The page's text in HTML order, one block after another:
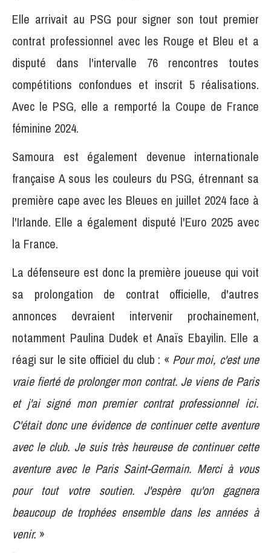
Elle arrivait au PSG pour signer son tout premier
contrat professionnel avec les Rouge et Bleu et a
disputé dans l'intervalle 76 rencontres toutes
compétitions confondues et inscrit 5 réalisations.
Avec le PSG, elle a remporté la Coupe de France
féminine 2024.
Samoura est également devenue internationale
française A sous les couleurs du PSG, étrennant sa
première cape avec les Bleues en juillet 2024 face à
l'Irlande. Elle a également disputé l'Euro 2025 avec
la France.
La défenseure est donc la première joueuse qui voit
sa prolongation de contrat officielle, d'autres
annonces devraient intervenir prochainement,
notamment Paulina Dudek et Anaïs Ebayilin. Elle a
réagi sur le site officiel du club : « Pour moi, c'est une
vraie fierté de prolonger mon contrat. Je viens de Paris
et j'ai signé mon premier contrat professionnel ici.
C'était donc une évidence de continuer cette aventure
avec le club. Je suis très heureuse de continuer cette
aventure avec le Paris Saint-Germain. Merci à vous
pour tout votre soutien. J'espère qu'on gagnera
beaucoup de trophées ensemble dans les années à
venir. »